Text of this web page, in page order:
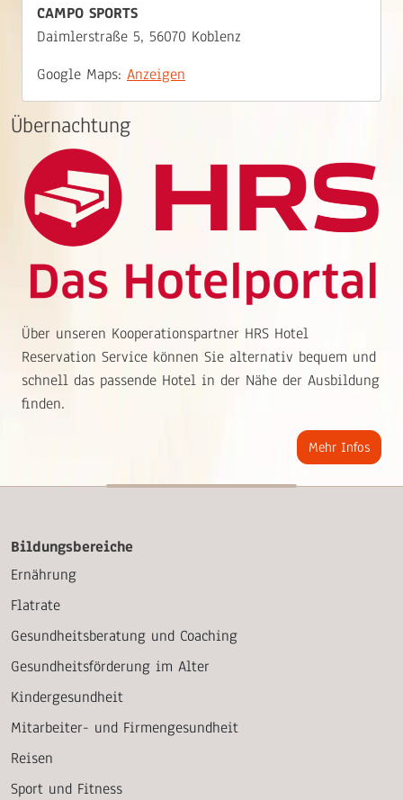
CAMPO SPORTS
Daimlerstraße 5, 56070 Koblenz
Google Maps: Anzeigen
Übernachtung
Über unseren Kooperationspartner HRS Hotel
Reservation Service können Sie alternativ bequem und
schnell das passende Hotel in der Nähe der Ausbildung
finden.
Mehr Infos
Bildungsbereiche
Ernährung
Flatrate
Gesundheitsberatung und Coaching
Gesundheitsförderung im Alter
Kindergesundheit
Mitarbeiter- und Firmengesundheit
Reisen
Sport und Fitness